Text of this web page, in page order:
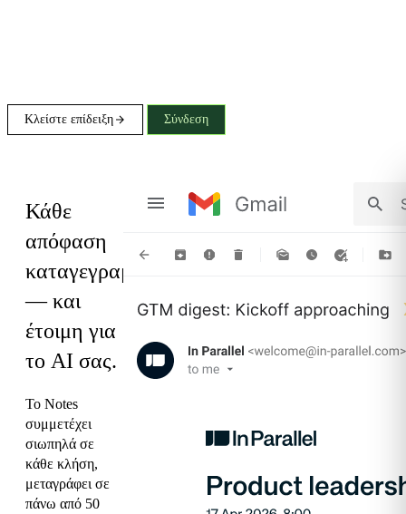
Κλείστε επίδειξη Σύνδεση
Κάθε
απόφαση
καταγεγραμμένη
— και
έτοιμη για
το AI σας.
Το Notes
συμμετέχει
σιωπηλά σε
κάθε κλήση,
μεταγράφει σε
πάνω από 50